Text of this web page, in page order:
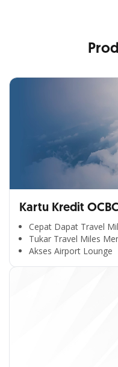
Kartu Kredit
Cepat Dapat Travel
Tukar Travel Miles
Akses Airport Lounge